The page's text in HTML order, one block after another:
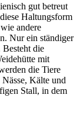
gut betreut
Haltungsform
andere
Nur ein ständiger
die
mit
die Tiere
Kälte und
Stall, in dem